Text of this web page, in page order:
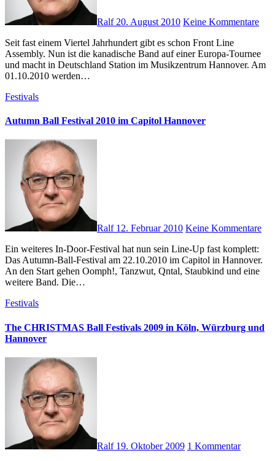
Ralf 20. August 2010 Keine Kommentare
Seit fast einem Viertel Jahrhundert gibt es schon Front Line
Assembly. Nun ist die kanadische Band auf einer Europa-Tournee
und macht in Deutschland Station im Musikzentrum Hannover. Am
01.10.2010 werden…
Festivals
Autumn Ball Festival 2010 im Capitol Hannover
Ralf 12. Februar 2010 Keine Kommentare
Ein weiteres In-Door-Festival hat nun sein Line-Up fast komplett:
Das Autumn-Ball-Festival am 22.10.2010 im Capitol in Hannover.
An den Start gehen Oomph!, Tanzwut, Qntal, Staubkind und eine
weitere Band. Die…
Festivals
The CHRISTMAS Ball Festivals 2009 in Köln, Würzburg und
Hannover
Ralf 19. Oktober 2009 1 Kommentar